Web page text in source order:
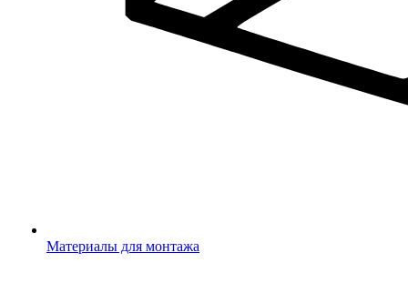
Материалы для монтажа